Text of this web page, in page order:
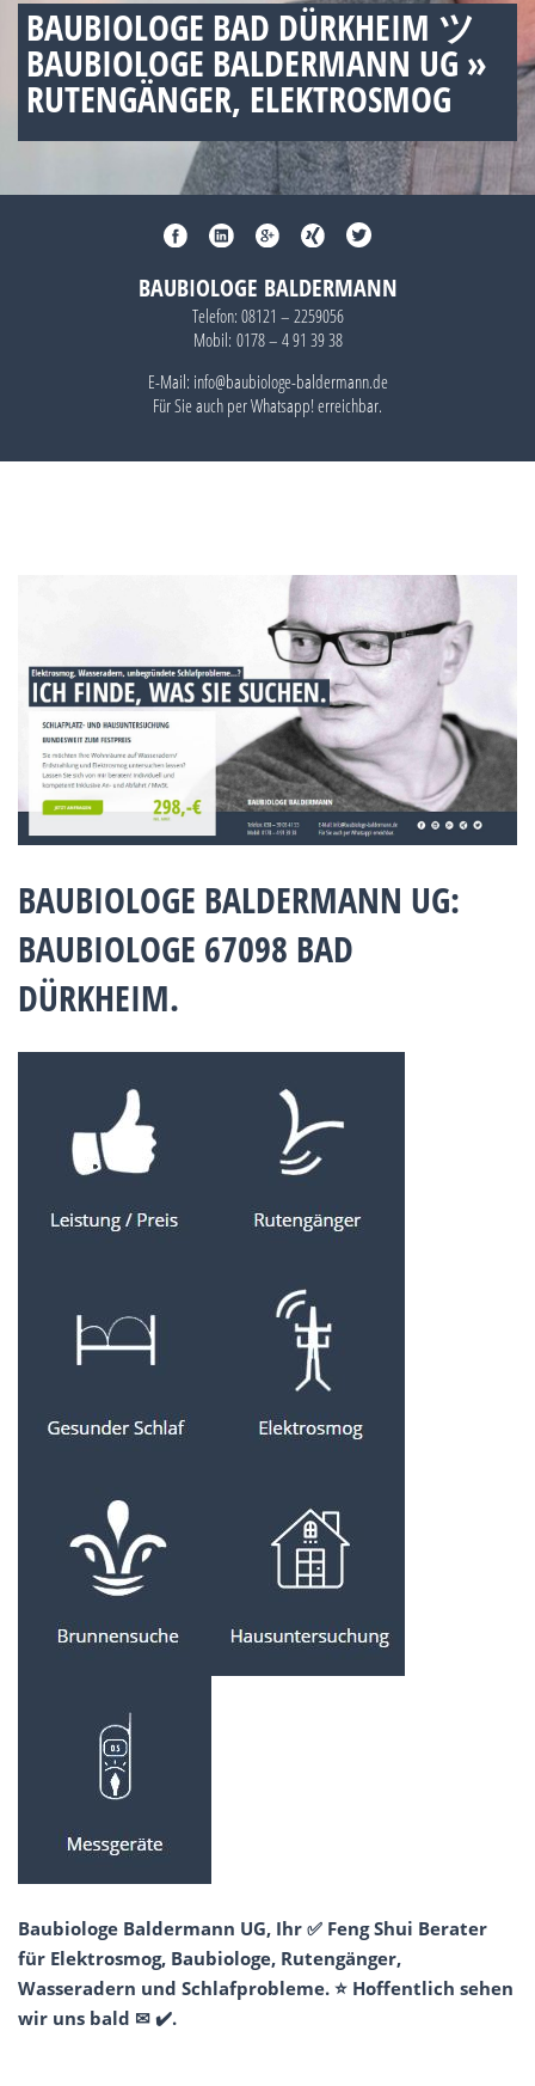
BAUBIOLOGE BAD DÜRKHEIM ツ
BAUBIOLOGE BALDERMANN UG »
RUTENGÄNGER, ELEKTROSMOG
BAUBIOLOGE BALDERMANN
Telefon: 08121 – 2259056
Mobil: 0178 – 4 91 39 38
E-Mail: info@baubiologe-baldermann.de
Für Sie auch perWhatsapp!erreichbar.
BAUBIOLOGE BALDERMANN UG:
BAUBIOLOGE 67098 BAD
DÜRKHEIM.
Baubiologe Baldermann UG, Ihr ✅ Feng Shui Berater
für Elektrosmog, Baubiologe, Rutengänger,
Wasseradern und Schlafprobleme. ⭐ Hoffentlich sehen
wir uns bald ✉ ✔️.